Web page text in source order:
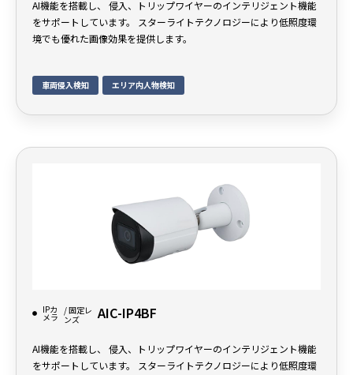
AI機能を搭載し、 侵入、トリップワイヤーのインテリジェント機能
をサポートしています。 スターライトテクノロジーにより低照度環
境でも優れた画像効果を提供します。
車両侵入検知 エリア内人物検知
IPカ
メラ
/ 固定レ
ンズ
AIC-IP4BF
AI機能を搭載し、 侵入、トリップワイヤーのインテリジェント機能
をサポートしています。 スターライトテクノロジーにより低照度環